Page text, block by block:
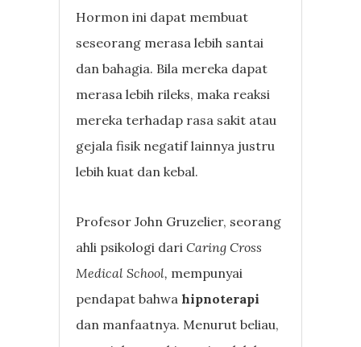
Hormon ini dapat membuat
seseorang merasa lebih santai
dan bahagia. Bila mereka dapat
merasa lebih rileks, maka reaksi
mereka terhadap rasa sakit atau
gejala fisik negatif lainnya justru
lebih kuat dan kebal.
Profesor John Gruzelier, seorang
ahli psikologi dariCaring Cross
Medical School, mempunyai
pendapat bahwahipnoterapi
dan manfaatnya. Menurut beliau,